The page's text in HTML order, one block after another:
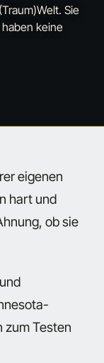
Sie
keine
eigenen
hart und
ob sie
zum Testen